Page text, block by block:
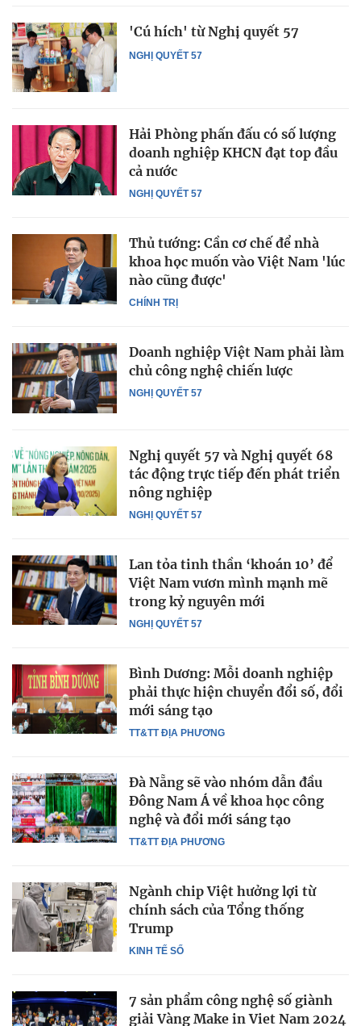
NGHỊ QUYẾT 57
'Cú hích' từ Nghị quyết 57
NGHỊ QUYẾT 57
Hải Phòng phấn đấu có số lượng
doanh nghiệp KHCN đạt top đầu
cả nước
CHÍNH TRỊ
Thủ tướng: Cần cơ chế để nhà
khoa học muốn vào Việt Nam 'lúc
nào cũng được'
NGHỊ QUYẾT 57
Doanh nghiệp Việt Nam phải làm
chủ công nghệ chiến lược
NGHỊ QUYẾT 57
Nghị quyết 57 và Nghị quyết 68
tác động trực tiếp đến phát triển
nông nghiệp
NGHỊ QUYẾT 57
Lan tỏa tinh thần ‘khoán 10’ để
Việt Nam vươn mình mạnh mẽ
trong kỷ nguyên mới
TT&TT ĐỊA PHƯƠNG
Bình Dương: Mỗi doanh nghiệp
phải thực hiện chuyển đổi số, đổi
mới sáng tạo
TT&TT ĐỊA PHƯƠNG
Đà Nẵng sẽ vào nhóm dẫn đầu
Đông Nam Á về khoa học công
nghệ và đổi mới sáng tạo
KINH TẾ SỐ
Ngành chip Việt hưởng lợi từ
chính sách của Tổng thống
Trump
7 sản phẩm công nghệ số giành
giải Vàng Make in Viet Nam 2024